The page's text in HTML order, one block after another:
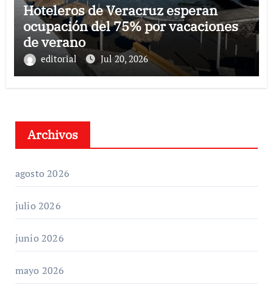
Hoteleros de Veracruz esperan
ocupación del 75% por vacaciones
de verano
editorial Jul 20, 2026
Archivos
agosto 2026
julio 2026
junio 2026
mayo 2026